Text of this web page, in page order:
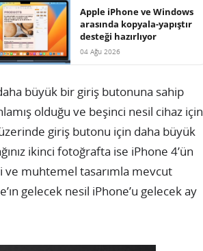
Apple iPhone ve Windows
arasında kopyala-yapıştır
desteği hazırlıyor
04 Ağu 2026
daha büyük bir giriş butonuna sahip
olduğu ve beşinci nesil cihaz için
giriş butonu için daha büyük
ikinci fotoğrafta ise iPhone 4’ün
muhtemel tasarımla mevcut
gelecek nesil iPhone’u gelecek ay